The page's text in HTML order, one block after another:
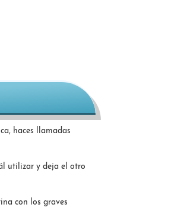
haces llamadas
utilizar y deja el otro
con los graves